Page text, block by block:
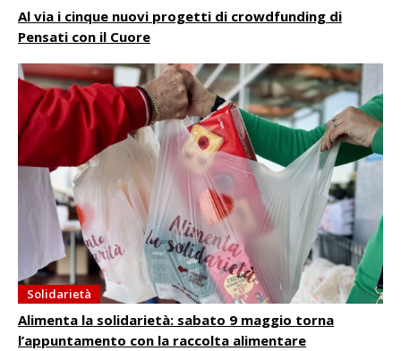
Al via i cinque nuovi progetti di crowdfunding di
Pensati con il Cuore
Solidarietà
Alimenta la solidarietà: sabato 9 maggio torna
l’appuntamento con la raccolta alimentare